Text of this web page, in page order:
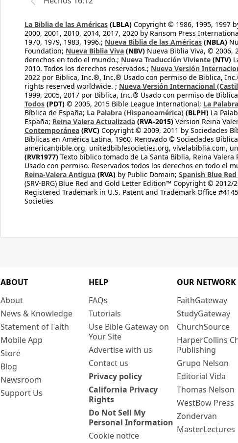
La Biblia de las Américas (LBLA) Copyright © 1986, 1995, 1997
2000, 2001, 2010, 2014, 2017, 2020 by Ransom Press
1970, 1979, 1983, 1996.; Nueva Biblia de las Américas (NBLA)
Foundation; Nueva Biblia Viva (NBV) Nueva Biblia Viva, © 2006,
derechos en todo el mundo.; Nueva Traducción Viviente (NTV)
2010. Todos los derechos reservados.; Nueva Versión
2022 por Biblica, Inc.®, Inc.® Usado con permiso de Biblica,
rights reserved worldwide. ; Nueva Versión Internacional
1999, 2005, 2017 por Biblica, Inc.® Usado con permiso de
Todos (PDT) © 2005, 2015 Bible League International; La
Bíblica de España; La Palabra (Hispanoamérica) (BLPH) La
España; Reina Valera Actualizada (RVA-2015) Version Reina
Contemporánea (RVC) Copyright © 2009, 2011 by Sociedades
Bíblicas en América Latina, 1960. Renovado © Sociedades
americanbible.org, unitedbiblesocieties.org, vivelabiblia.com,
(RVR1977) Texto bíblico tomado de La Santa Biblia, Reina
Usado con permiso. Reservados todos los derechos en todo el
Reina-Valera Antigua (RVA) by Public Domain; Spanish Blue
(SRV-BRG) Blue Red and Gold Letter Edition™ Copyright ©
Registered Trademark in U.S. Patent and Trademark Office
Societies
ABOUT
About
News & Knowledge
Statement of Faith
Mobile App
Store
Blog
Newsroom
Support Us
HELP
FAQs
Tutorials
Use Bible Gateway on
Your Site
Advertise with us
Contact us
Privacy policy
California Privacy
Rights
Do Not Sell My
Personal Information
Cookie notice
OUR NETWORK
FaithGateway
StudyGateway
ChurchSource
HarperCollins
Publishing
Grupo Nelson
Editorial Vida
Thomas Nelson
WestBow Press
Zondervan
MasterLectures